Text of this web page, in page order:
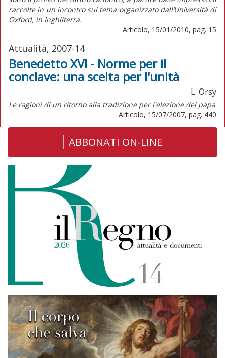
raccolte in un incontro sul tema organizzato dall’Università di
Oxford, in Inghilterra.
Articolo, 15/01/2010, pag. 15
Attualità, 2007-14
Benedetto XVI - Norme per il
conclave: una scelta per l'unità
L. Orsy
Le ragioni di un ritorno alla tradizione per l'elezione del papa
Articolo, 15/07/2007, pag. 440
ABBONATI ON-LINE